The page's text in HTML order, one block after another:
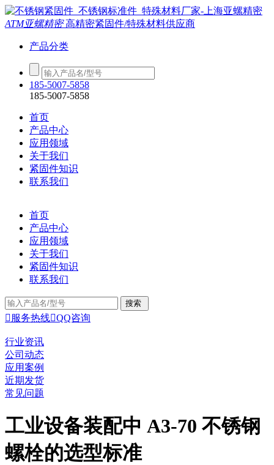
ATM亚螺精密高精密紧固件/特殊材料供应商
产品分类
185-5007-5858
185-5007-5858
首页
产品中心
应用领域
关于我们
紧固件知识
联系我们
首页
产品中心
应用领域
关于我们
紧固件知识
联系我们
 服务热线QQ咨询
行业资讯
公司动态
应用案例
近期发货
常见问题
工业设备装配中 A3-70 不锈钢
螺栓的选型标准